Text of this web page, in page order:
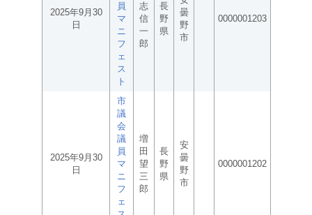
2025年9月30
日
員
マ
ニ
フ
ェ
ス
ト
志
信
一
郎
長
野
県
曇
野
市
0000001203
2025年9月30
日
市
議
会
議
員
マ
ニ
フ
ェ
増
田
望
三
郎
長
野
県
安
曇
野
市
0000001202